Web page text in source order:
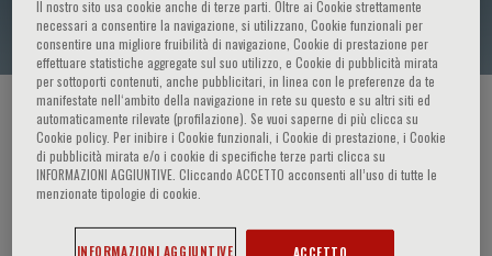
HOME PAGE / CORSI ED EVENTI / RELATORE
Masi Mohammadi
Il nostro sito usa cookie anche di terze parti. Oltre ai Cookie strettamente
necessari a consentire la navigazione, si utilizzano, Cookie funzionali per
consentire una migliore fruibilità di navigazione, Cookie di prestazione per
effettuare statistiche aggregate sul suo utilizzo, e Cookie di pubblicità mirata
per sottoporti contenuti, anche pubblicitari, in linea con le preferenze da te
manifestate nell‘ambito della navigazione in rete su questo e su altri siti ed
automaticamente rilevate (profilazione). Se vuoi saperne di più clicca su
Cookie policy. Per inibire i Cookie funzionali, i Cookie di prestazione, i Cookie
di pubblicità mirata e/o i cookie di specifiche terze parti clicca su
INFORMAZIONI AGGIUNTIVE. Cliccando ACCETTO acconsenti all’uso di tutte le
menzionate tipologie di cookie.
INFORMAZIONI AGGIUNTIVE